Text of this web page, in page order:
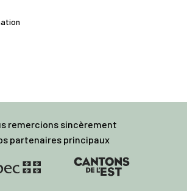
remercions sincèrement
partenaires principaux